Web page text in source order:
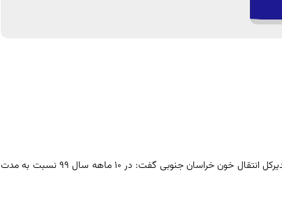
مدیرکل انتقال خون خراسان جنوبی گفت: در ۱۰ ماهه سال ۹۹ نسبت به مدت